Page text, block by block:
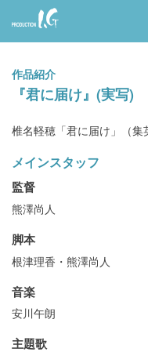
Prod
uctio
n I.G
作品紹介
『君に届け』(実写)
椎名軽穂「君に届け」（集
メインスタッフ
監督
熊澤尚人
脚本
根津理香・熊澤尚人
音楽
安川午朗
主題歌